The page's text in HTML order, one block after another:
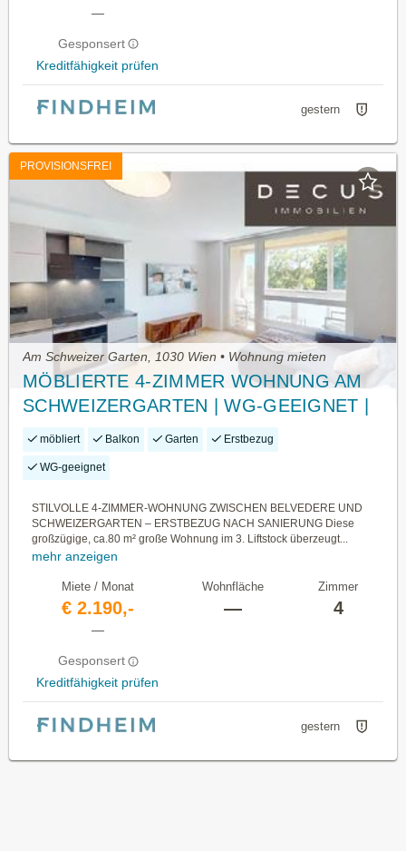
—
Gesponsert
Kreditfähigkeit prüfen
gestern
PROVISIONSFREI
Am Schweizer Garten, 1030 Wien • Wohnung mieten
MÖBLIERTE 4-ZIMMER WOHNUNG AM
SCHWEIZERGARTEN | WG-GEEIGNET |
AB SOFORT
möbliert Balkon Garten Erstbezug
WG-geeignet
STILVOLLE 4-ZIMMER-WOHNUNG ZWISCHEN BELVEDERE UND
SCHWEIZERGARTEN – ERSTBEZUG NACH SANIERUNG Diese
großzügige, ca.80 m² große Wohnung im 3. Liftstock überzeugt...
mehr anzeigen
Miete / Monat
€ 2.190,-
—
Gesponsert
Kreditfähigkeit prüfen
Wohnfläche
—
Zimmer
4
gestern